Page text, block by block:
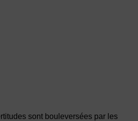
sont bouleversées par les